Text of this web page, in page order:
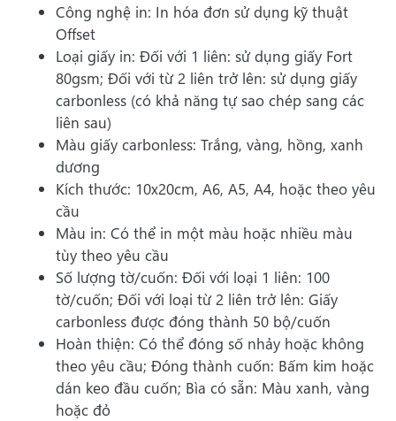
Công nghệ in: In hóa đơn sử dụng kỹ thuật
Offset
Loại giấy in: Đối với 1 liên: sử dụng giấy Fort
80gsm; Đối với từ 2 liên trở lên: sử dụng giấy
carbonless (có khả năng tự sao chép sang các
liên sau)
Màu giấy carbonless: Trắng, vàng, hồng, xanh
dương
Kích thước: 10x20cm, A6, A5, A4, hoặc theo yêu
cầu
Màu in: Có thể in một màu hoặc nhiều màu
tùy theo yêu cầu
Số lượng tờ/cuốn: Đối với loại 1 liên: 100
tờ/cuốn; Đối với loại từ 2 liên trở lên: Giấy
carbonless được đóng thành 50 bộ/cuốn
Hoàn thiện: Có thể đóng số nhảy hoặc không
theo yêu cầu; Đóng thành cuốn: Bấm kim hoặc
dán keo đầu cuốn; Bìa có sẵn: Màu xanh, vàng
hoặc đỏ